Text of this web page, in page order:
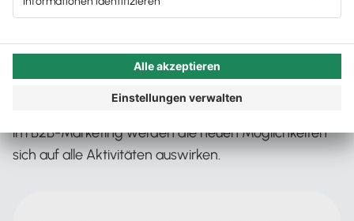
Intelligenz andere Themen in diesem neuen Jahr
Prognosen aufstellen?
im B2B-Marketing werden die neuen Möglichkeiten
sich auf alle Aktivitäten auswirken.